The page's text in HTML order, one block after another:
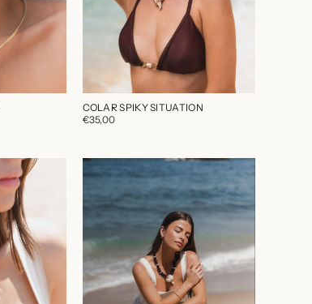
COLAR SPIKY SITUATION
€35,00